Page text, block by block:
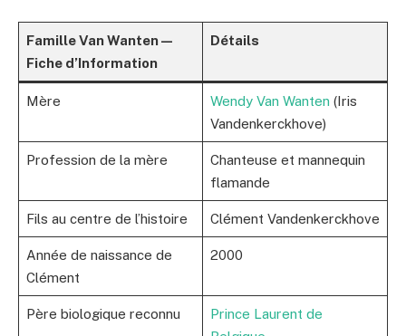
Famille Van Wanten —
Fiche d’Information
Détails
Mère Wendy Van Wanten (Iris
Vandenkerckhove)
Profession de la mère
Chanteuse et mannequin
flamande
Fils au centre de l’histoire Clément Vandenkerckhove
Année de naissance de
Clément
2000
Père biologique reconnu
Prince Laurent de